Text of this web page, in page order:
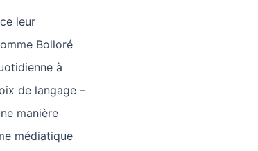
leur
Bolloré
à
de langage –
manière
médiatique